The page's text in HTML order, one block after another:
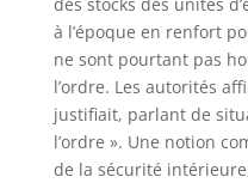
à l’époque en renfort
ne sont pourtant pas
l’ordre. Les autorités
justifiait, parlant de
l’ordre ». Une notion
de la sécurité